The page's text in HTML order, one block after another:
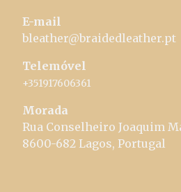
E-mail
bleather@braidedleather.pt
Telemóvel
+351917606361
Morada
Rua Conselheiro Joaquim
8600-682 Lagos, Portugal